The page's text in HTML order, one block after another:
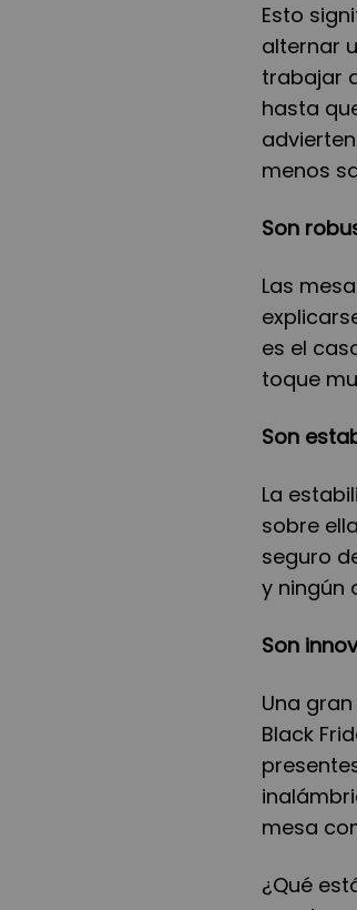
Esto
alternar
trabajar
hasta
menos
Son
Las
es el
toque
Son
La
sobre
seguro
y ningún
Son
Una
Black
mesa
¿Qué